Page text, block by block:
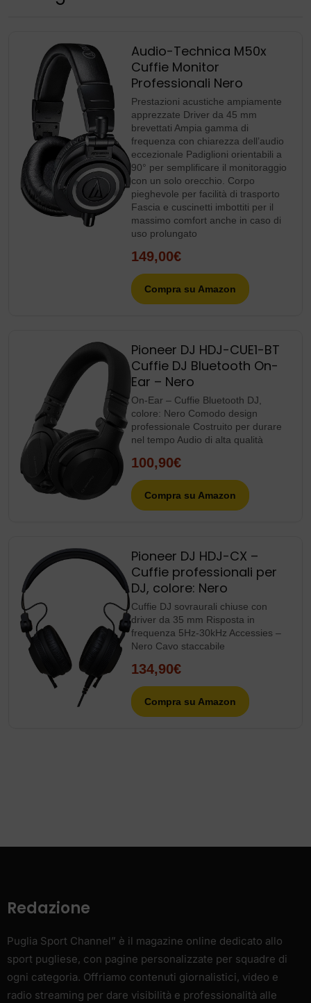
Audio-Technica M50x
Cuffie Monitor
Professionali Nero
Prestazioni acustiche ampiamente
apprezzate Driver da 45 mm
brevettati Ampia gamma di
frequenza con chiarezza dell’audio
eccezionale Padiglioni orientabili a
90° per semplificare il monitoraggio
con un solo orecchio. Corpo
pieghevole per facilità di trasporto
Fascia e cuscinetti imbottiti per il
massimo comfort anche in caso di
uso prolungato
149,00€
Compra su Amazon
Pioneer DJ HDJ-CUE1-BT
Cuffie DJ Bluetooth On-
Ear – Nero
On-Ear – Cuffie Bluetooth DJ,
colore: Nero Comodo design
professionale Costruito per durare
nel tempo Audio di alta qualità
100,90€
Compra su Amazon
Pioneer DJ HDJ-CX –
Cuffie professionali per
DJ, colore: Nero
Cuffie DJ sovraurali chiuse con
driver da 35 mm Risposta in
frequenza 5Hz-30kHz Accessies –
Nero Cavo staccabile
134,90€
Compra su Amazon
Redazione
Puglia Sport Channel” è il magazine online dedicato allo
sport pugliese, con pagine personalizzate per squadre di
ogni categoria. Offriamo contenuti giornalistici, video e
radio streaming per dare visibilità e professionalità alle